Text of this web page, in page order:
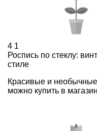
4 1
Роспись по стеклу:
стиле
Красивые и
можно купить в